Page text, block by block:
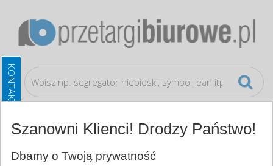
Wyposażenie biura Akcesoria kuchenne
Szanowni Klienci! Drodzy Państwo!
Dbamy o Twoją prywatność